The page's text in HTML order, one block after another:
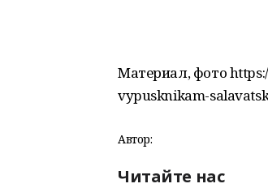
Материал, фото
vypusknikam-
Автор:
Читайте нас